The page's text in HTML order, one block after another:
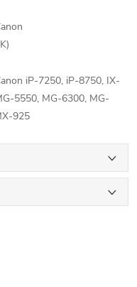
iP-7250, iP-8750, IX-
5550, MG-6300, MG-
925